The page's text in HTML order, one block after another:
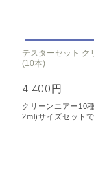
空気清浄
おもてな
テスターセット ク
(10本)
4,400円
クリーンエアー10
2ml)サイズセットで